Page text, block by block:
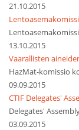
21.10.2015
13.10.2015
Vaarallisten
HazMat-komissio
09.09.2015
CTIF Delegates'
Delegates'
03.09.2015